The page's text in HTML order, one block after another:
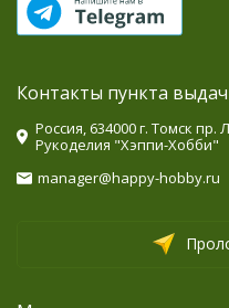
Контакты пункта
Россия, 634000 г. Томск
Рукоделия "Хэппи-Хобби"
manager@happy-hobby.ru